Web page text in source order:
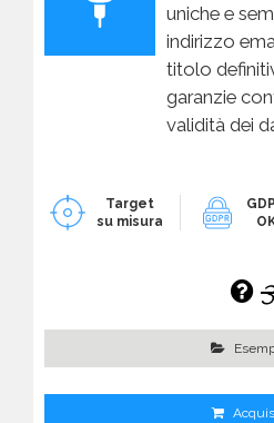
uniche e
indirizzo
titolo
garanzie
validità dei
Target
su misura